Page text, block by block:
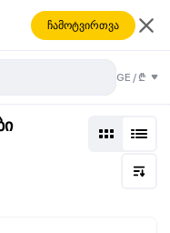
ჩამოტვირთვა
GE /₾